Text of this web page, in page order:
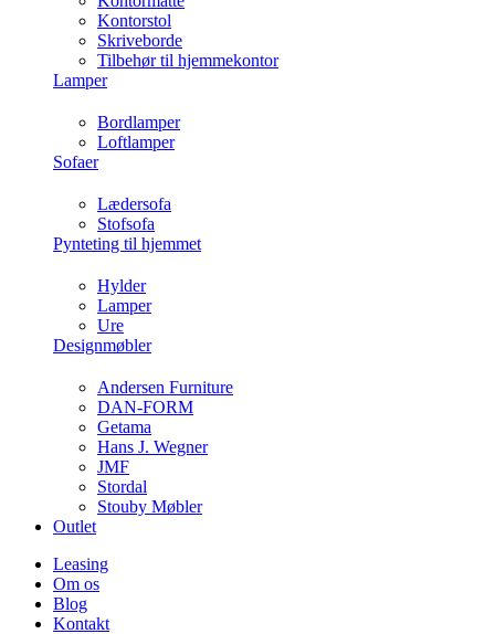
Kontorstol
Skriveborde
Tilbehør til hjemmekontor
Lamper
Bordlamper
Loftlamper
Sofaer
Lædersofa
Stofsofa
Pynteting til hjemmet
Hylder
Lamper
Ure
Designmøbler
Andersen Furniture
DAN-FORM
Getama
Hans J. Wegner
JMF
Stordal
Stouby Møbler
Outlet
Leasing
Om os
Blog
Kontakt